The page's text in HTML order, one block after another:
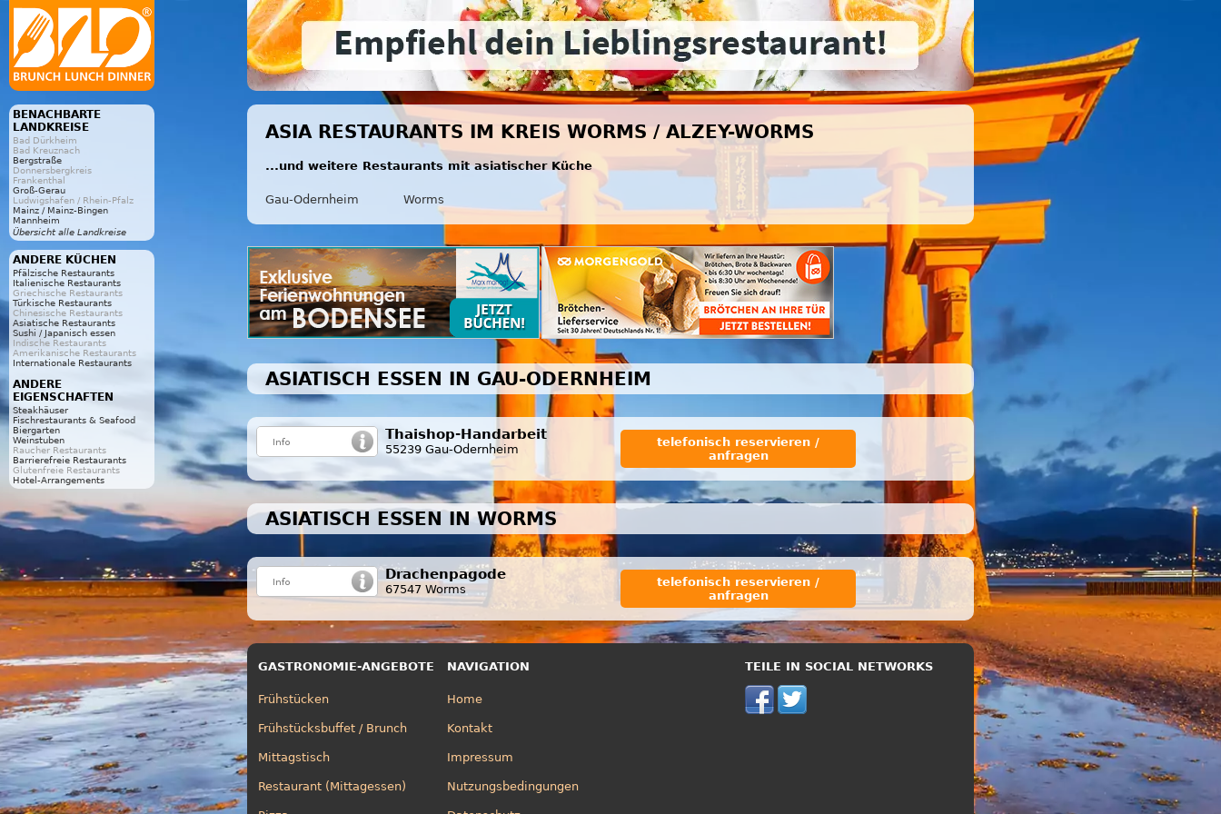
BENACHBARTE
LANDKREISE
Bad Dürkheim
Bad Kreuznach
Bergstraße
Donnersbergkreis
Frankenthal
Groß-Gerau
Ludwigshafen / Rhein-Pfalz
Mainz / Mainz-Bingen
Mannheim
Übersicht alle Landkreise
ANDERE KÜCHEN
Pfälzische Restaurants
Italienische Restaurants
Griechische Restaurants
Türkische Restaurants
Chinesische Restaurants
Asiatische Restaurants
Sushi / Japanisch essen
Indische Restaurants
Amerikanische Restaurants
Internationale Restaurants
ANDERE
EIGENSCHAFTEN
Steakhäuser
Fischrestaurants & Seafood
Biergarten
Weinstuben
Raucher Restaurants
Barrierefreie Restaurants
Glutenfreie Restaurants
Hotel-Arrangements
ASIA RESTAURANTS IM KREIS WORMS / ALZEY-WORMS
...und weitere Restaurants mit asiatischer Küche
Gau-Odernheim Worms
ASIATISCH ESSEN IN GAU-ODERNHEIM
Thaishop-Handarbeit
55239 Gau-Odernheim
telefonisch reservieren /
anfragen
ASIATISCH ESSEN IN WORMS
Drachenpagode
67547 Worms
telefonisch reservieren /
anfragen
GASTRONOMIE-ANGEBOTE
Frühstücken
Frühstücksbuffet / Brunch
Mittagstisch
Restaurant (Mittagessen)
NAVIGATION
Home
Kontakt
Impressum
Nutzungsbedingungen
TEILE IN SOCIAL NETWORKS